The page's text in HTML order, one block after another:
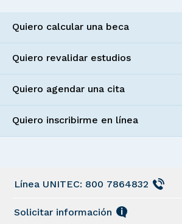
Quiero calcular una beca
Quiero revalidar estudios
Quiero agendar una cita
Quiero inscribirme en línea
Línea UNITEC: 800 7864832
Solicitar información